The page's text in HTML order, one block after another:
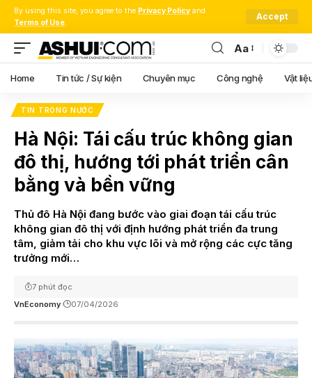
By using this site, you agree to the Privacy Policy and
Terms of Use.
Accept
Font
Resizer
Aa
Home Tin tức / Sự kiện Chuyên mục Công nghệ Vật
TIN TRONG NƯỚC
Hà Nội: Tái cấu trúc không gian
đô thị, hướng tới phát triển cân
bằng và bền vững
Thủ đô Hà Nội đang bước vào giai đoạn tái cấu trúc
không gian đô thị với định hướng phát triển đa trung
tâm, giảm tải cho khu vực lõi và mở rộng các cực tăng
trưởng mới…
VnEconomy 07/04/2026
7 phút đọc